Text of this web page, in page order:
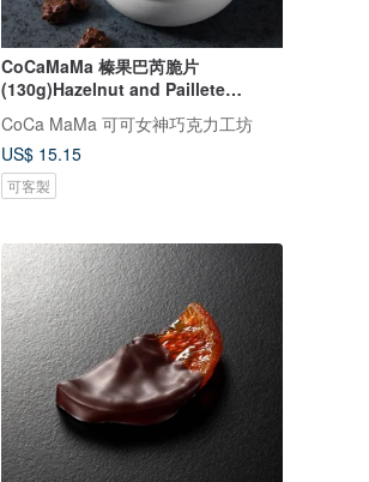
CoCaMaMa 榛果巴芮脆片
(130g)Hazelnut and Paillete
Feuillrtine
CoCa MaMa 可可女神巧克力工坊
US$ 15.15
可客製